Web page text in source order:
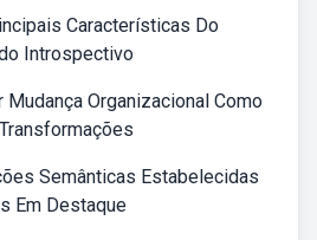
Características Do
Introspectivo
Organizacional Como
Semânticas Estabelecidas
Em Destaque